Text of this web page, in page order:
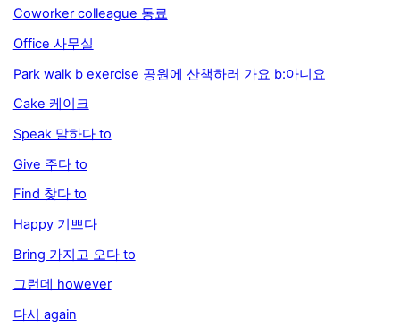
Coworker colleague 동료
Office 사무실
Park walk b exercise 공원에 산책하러 가요 b:아니요
Cake 케이크
Speak 말하다 to
Give 주다 to
Find 찾다 to
Happy 기쁘다
Bring 가지고 오다 to
그런데 however
다시 again